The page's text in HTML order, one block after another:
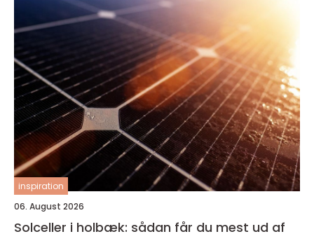
inspiration
06. August 2026
Solceller i holbæk: sådan får du mest ud af